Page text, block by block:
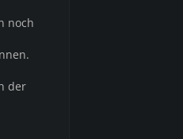
noch
der